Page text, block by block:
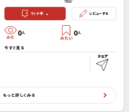
マッチ率 - レビューする
0人 0人
今すぐ見る
もっと詳しくみる